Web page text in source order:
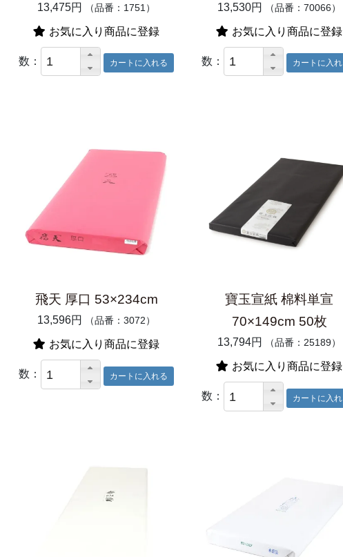
13,475円 （品番：1751）
お気に入り商品に登録
数：
13,530円 （品番：70066）
お気に入り商品に登録
数：
飛天 厚口 53×234cm
13,596円 （品番：3072）
お気に入り商品に登録
数：
寶玉宣紙 棉料単宣
70×149cm 50枚
13,794円 （品番：25189）
お気に入り商品に登録
数：